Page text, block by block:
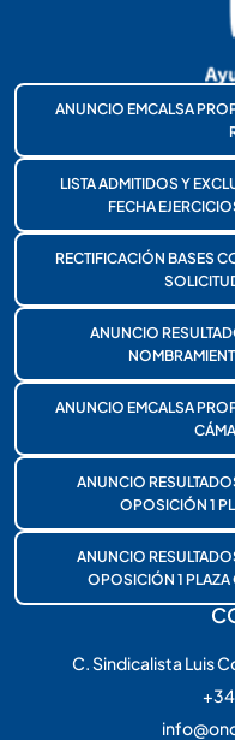
ANUNCIO EMCALSA
LISTA ADMITIDOS Y
FECHA
RECTIFICACIÓN BASES
ANUNCIO
ANUNCIO EMCALSA
ANUNCIO
OPOSICIÓN 1
ANUNCIO
OPOSICIÓN 1 PLAZA
C. Sindicalista Luis